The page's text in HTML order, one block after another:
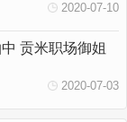
2020-07-10
贡米职场御姐
2020-07-03